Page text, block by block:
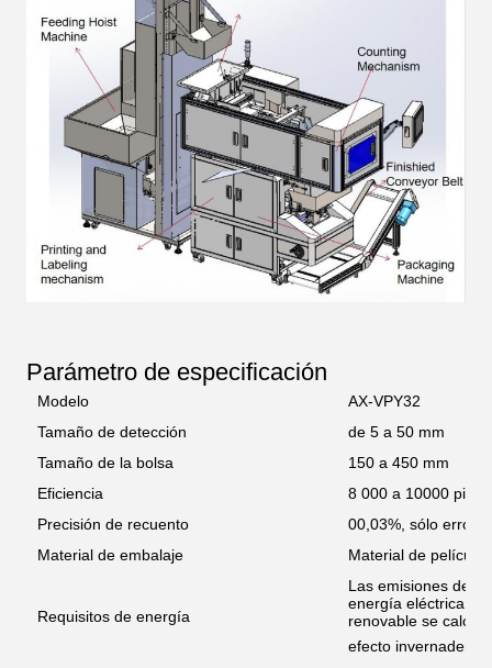
Parámetro de especificación
Modelo
AX-VPY32
Tamaño de detección
de 5 a 50 mm
Tamaño de la bolsa
150 a 450 mm
Eficiencia
8 000 a 10000
Precisión de recuento
00,03%, sólo error
Material de embalaje
Material de película
Requisitos de energía
Las emisiones de
energía eléctrica de
renovable se
efecto invernadero.